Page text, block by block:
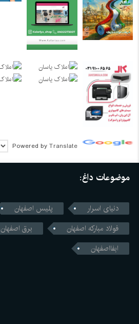
Powered by Translate
موضوعات داغ:
دنیای اسرار
پلیس اصفهان
فولاد مبارکه اصفهان
برق اصفهان
ابفااصفهان